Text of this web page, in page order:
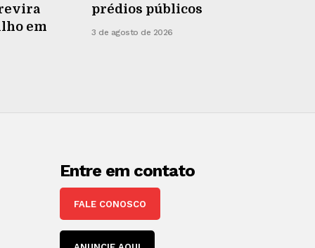
em
prédios públicos
3 de agosto de 2026
Entre em contato
FALE CONOSCO